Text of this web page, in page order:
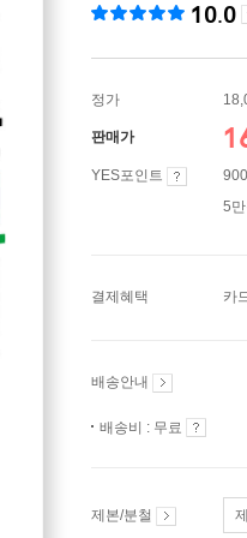
10.0
정가
판매가
YES포인트
5
결제혜택 카
배송안내
배송비 : 무료
제본/분철